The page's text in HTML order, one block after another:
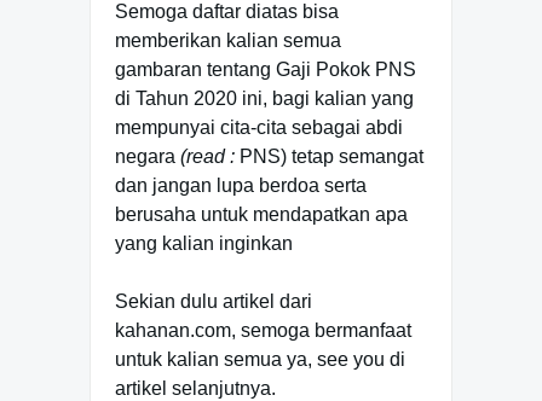
Semoga daftar diatas bisa
memberikan kalian semua
gambaran tentang Gaji Pokok PNS
di Tahun 2020 ini, bagi kalian yang
mempunyai cita-cita sebagai abdi
negara (read : PNS) tetap semangat
dan jangan lupa berdoa serta
berusaha untuk mendapatkan apa
yang kalian inginkan
Sekian dulu artikel dari
kahanan.com, semoga bermanfaat
untuk kalian semua ya, see you di
artikel selanjutnya.